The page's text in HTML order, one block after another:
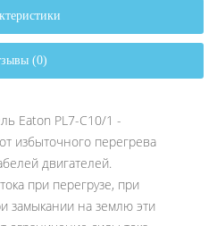
(0)
Eaton PL7-C10/1 -
избыточного перегрева
двигателей.
при перегрузе, при
замыкании на землю эти